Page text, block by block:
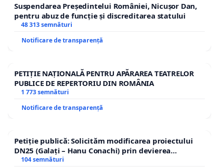
Suspendarea Președintelui României, Nicușor Dan,
pentru abuz de funcție și discreditarea statului
48 313 semnături
Notificare de transparență
PETIȚIE NAȚIONALĂ PENTRU APĂRAREA TEATRELOR
PUBLICE DE REPERTORIU DIN ROMÂNIA
1 773 semnături
Notificare de transparență
Petiție publică: Solicităm modificarea proiectului
DN25 (Galați – Hanu Conachi) prin devierea
traseului în afara localităților!
104 semnături